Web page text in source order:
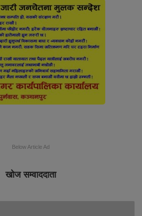
Below Article Ad
खोज सम्वाददाता